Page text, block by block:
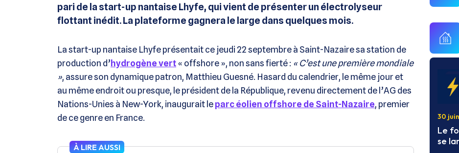
pari de la start-up nantaise Lhyfe, qui vient de présenter un électrolyseur
flottant inédit. La plateforme gagnera le large dans quelques mois.
La start-up nantaise Lhyfe présentait ce jeudi 22 septembre à Saint-Nazaire sa station de
production d’hydrogène vert« offshore », non sans fierté : « C’est une première mondiale
», assure son dynamique patron, Matthieu Guesné. Hasard du calendrier, le même jour et
au même endroit ou presque, le président de la République, revenu directement de l’AG des
Nations-Unies à New-York, inaugurait leparc éolien offshore de Saint-Nazaire, premier
de ce genre en France.
À LIRE AUSSI
30 juin
Le
se